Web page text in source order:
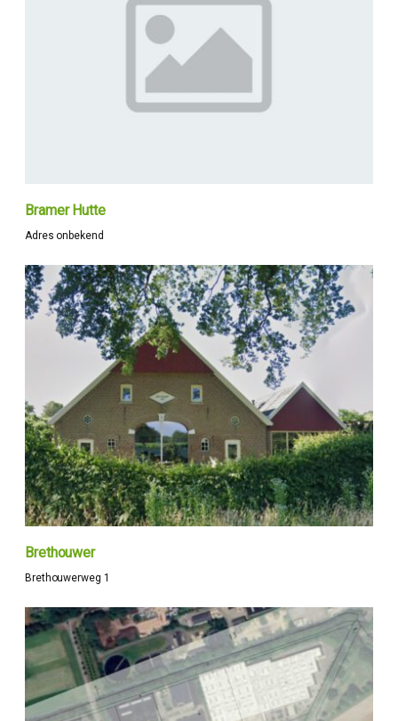
Bramer Hutte
Adres onbekend
Brethouwer
Brethouwerweg 1